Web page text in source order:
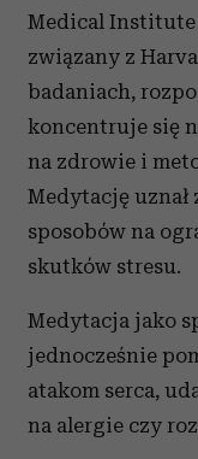
Medical Institute
związany z
badaniach,
koncentruje się
na zdrowie i
Medytację
sposobów na
skutków stresu.
Medytacja jako
jednocześnie
atakom serca,
na alergie czy